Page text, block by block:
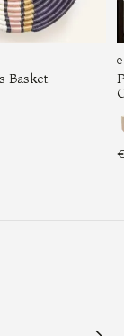
Basket